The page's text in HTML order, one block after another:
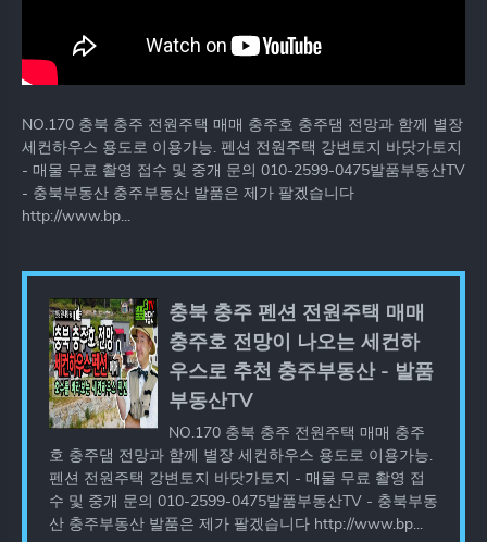
NO.170 충북 충주 전원주택 매매 충주호 충주댐 전망과 함께 별장
세컨하우스 용도로 이용가능. 펜션 전원주택 강변토지 바닷가토지
- 매물 무료 촬영 접수 및 중개 문의 010-2599-0475발품부동산TV
- 충북부동산 충주부동산 발품은 제가 팔겠습니다
http://www.bp...
충북 충주 펜션 전원주택 매매
충주호 전망이 나오는 세컨하
우스로 추천 충주부동산 - 발품
부동산TV
NO.170 충북 충주 전원주택 매매 충주
호 충주댐 전망과 함께 별장 세컨하우스 용도로 이용가능.
펜션 전원주택 강변토지 바닷가토지 - 매물 무료 촬영 접
수 및 중개 문의 010-2599-0475발품부동산TV - 충북부동
산 충주부동산 발품은 제가 팔겠습니다 http://www.bp...